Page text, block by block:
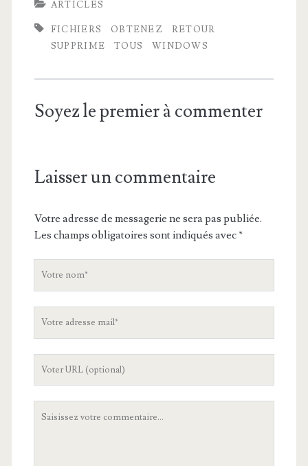
ARTICLES
FICHIERS OBTENEZ
RETOUR
SUPPRIME
TOUS WINDOWS
Soyez le premier à commenter
Laisser un commentaire
Votre adresse de messagerie ne sera pas publiée.
Les champs obligatoires sont indiqués avec*
V
n
m
V
a